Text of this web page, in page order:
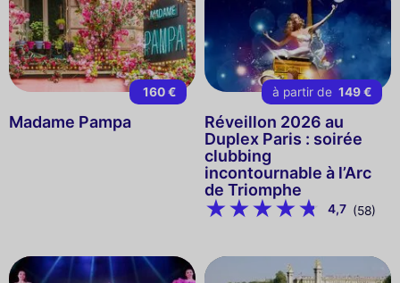
160 €
Madame Pampa
à partir de 149 €
Réveillon 2026 au
Duplex Paris : soirée
clubbing
incontournable à l’Arc
de Triomphe
4,7 (58)